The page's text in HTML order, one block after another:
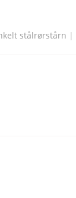
stålrørstårn |